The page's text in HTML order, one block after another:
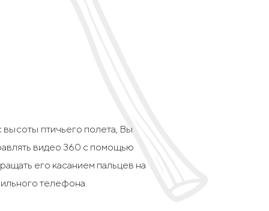
птичьего полета, Вы
видео 360 с помощью
его касанием пальцев на
телефона.